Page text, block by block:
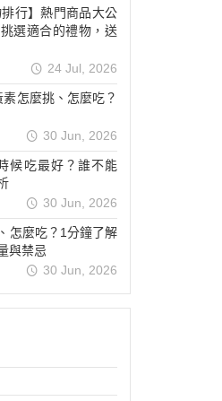
排行】熱門商品大公
選適合的禮物，送
24 Jul, 2026
素怎麼挑、怎麼吃？
30 Jun, 2026
候吃最好？誰不能
30 Jun, 2026
怎麼吃？1分鐘了解
與禁忌
30 Jun, 2026